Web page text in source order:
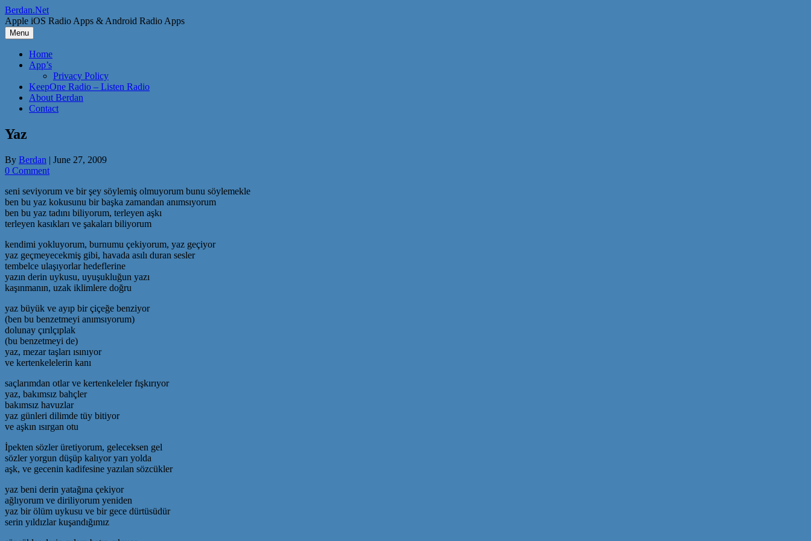
Skip
to
content
Berdan.Net
Apple iOS Radio Apps & Android Radio Apps
Menu
Home
App’s
Privacy Policy
KeepOne Radio – Listen Radio
About Berdan
Contact
Yaz
By Berdan | June 27, 2009
0 Comment
seni seviyorum ve bir şey söylemiş olmuyorum bunu söylemekle
ben bu yaz kokusunu bir başka zamandan anımsıyorum
ben bu yaz tadını biliyorum, terleyen aşkı
terleyen kasıkları ve şakaları biliyorum
kendimi yokluyorum, burnumu çekiyorum, yaz geçiyor
yaz geçmeyecekmiş gibi, havada asılı duran sesler
tembelce ulaşıyorlar hedeflerine
yazın derin uykusu, uyuşukluğun yazı
kaşınmanın, uzak iklimlere doğru
yaz büyük ve ayıp bir çiçeğe benziyor
(ben bu benzetmeyi anımsıyorum)
dolunay çırılçıplak
(bu benzetmeyi de)
yaz, mezar taşları ısınıyor
ve kertenkelelerin kanı
saçlarımdan otlar ve kertenkeleler fışkırıyor
yaz, bakımsız bahçler
bakımsız havuzlar
yaz günleri dilimde tüy bitiyor
ve aşkın ısırgan otu
İpekten sözler üretiyorum, geleceksen gel
sözler yorgun düşüp kalıyor yarı yolda
aşk, ve gecenin kadifesine yazılan sözcükler
yaz beni derin yatağına çekiyor
ağlıyorum ve diriliyorum yeniden
yaz bir ölüm uykusu ve bir gece dürtüsüdür
serin yıldızlar kuşandığımız